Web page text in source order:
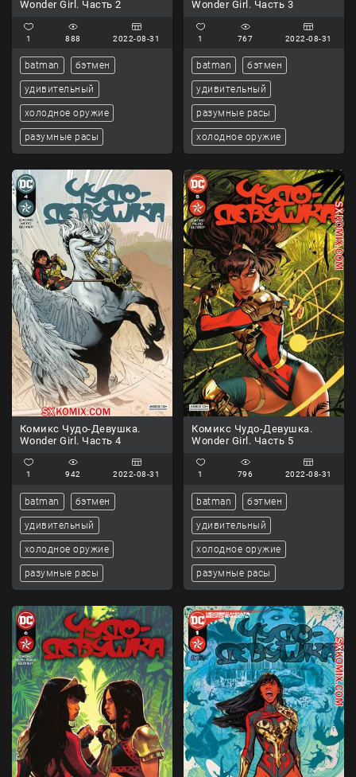
Wonder Girl. Часть 2
1 888 2022-08-31
batman бэтмен
удивительный
холодное оружие
разумные расы
Wonder Girl. Часть 3
1 767 2022-08-31
batman бэтмен
удивительный
разумные расы
холодное оружие
Комикс Чудо-Девушка.
Wonder Girl. Часть 4
1 942 2022-08-31
batman бэтмен
удивительный
холодное оружие
разумные расы
Комикс Чудо-Девушка.
Wonder Girl. Часть 5
1 796 2022-08-31
batman бэтмен
удивительный
холодное оружие
разумные расы